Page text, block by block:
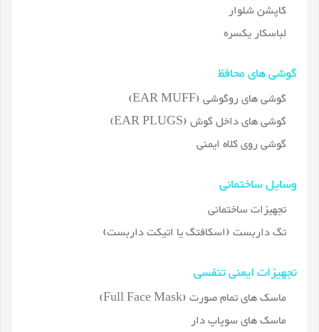
کاپشن شلوار
لباسکار یکسره
گوشی های محافظ
گوشی های روگوشی (EAR MUFF)
گوشی های داخل گوش (EAR PLUGS)
گوشی روی کلاه ایمنی
وسایل ساختمانی
تجهیزات ساختمانی
تگ داربست (اسکافتگ یا اتیکت داربست)
تجهیزات ایمنی تنفسی
ماسک های تمام صورت (Full Face Mask)
ماسک های سوپاپ دار